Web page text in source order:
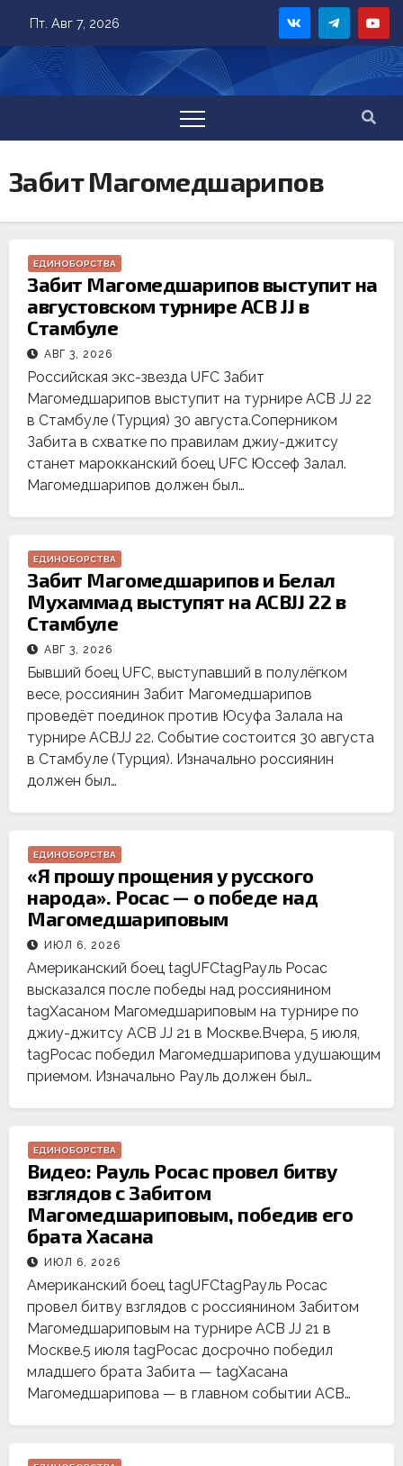
content
Пт. Авг 7, 2026
Забит Магомедшарипов
ЕДИНОБОРСТВА
Забит Магомедшарипов выступит на
августовском турнире ACB JJ в
Стамбуле
АВГ 3, 2026
Российская экс-звезда UFC Забит
Магомедшарипов выступит на турнире ACB JJ 22
в Стамбуле (Турция) 30 августа.Соперником
Забита в схватке по правилам джиу-джитсу
станет марокканский боец UFC Юссеф Залал.
Магомедшарипов должен был…
ЕДИНОБОРСТВА
Забит Магомедшарипов и Белал
Мухаммад выступят на ACBJJ 22 в
Стамбуле
АВГ 3, 2026
Бывший боец UFC, выступавший в полулёгком
весе, россиянин Забит Магомедшарипов
проведёт поединок против Юсуфа Залала на
турнире ACBJJ 22. Событие состоится 30 августа
в Стамбуле (Турция). Изначально россиянин
должен был…
ЕДИНОБОРСТВА
«Я прошу прощения у русского
народа». Росас — о победе над
Магомедшариповым
ИЮЛ 6, 2026
Американский боец tagUFCtagРауль Росас
высказался после победы над россиянином
tagХасаном Магомедшариповым на турнире по
джиу-джитсу ACB JJ 21 в Москве.Вчера, 5 июля,
tagРосас победил Магомедшарипова удушающим
приемом. Изначально Рауль должен был…
ЕДИНОБОРСТВА
Видео: Рауль Росас провел битву
взглядов с Забитом
Магомедшариповым, победив его
брата Хасана
ИЮЛ 6, 2026
Американский боец tagUFCtagРауль Росас
провел битву взглядов с россиянином Забитом
Магомедшариповым на турнире ACB JJ 21 в
Москве.5 июля tagРосас досрочно победил
младшего брата Забита — tagХасана
Магомедшарипова — в главном событии ACB…